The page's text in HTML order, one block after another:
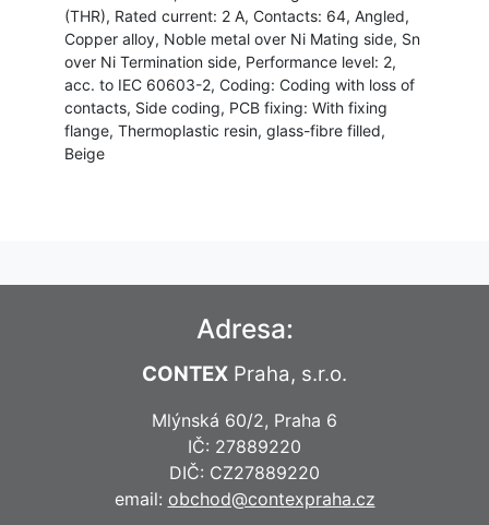
(THR), Rated current: 2 A, Contacts: 64, Angled,
Copper alloy, Noble metal over Ni Mating side, Sn
over Ni Termination side, Performance level: 2,
acc. to IEC 60603-2, Coding: Coding with loss of
contacts, Side coding, PCB fixing: With fixing
flange, Thermoplastic resin, glass-fibre filled,
Beige
Adresa:
CONTEX Praha, s.r.o.
Mlýnská 60/2, Praha 6
IČ: 27889220
DIČ: CZ27889220
email: obchod@contexpraha.cz